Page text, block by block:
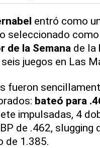
entró como
seleccionado
de la Semana de la
juegos en Las
fueron
bateó para
impulsadas, 4
de .462, slugging
de 1.385.